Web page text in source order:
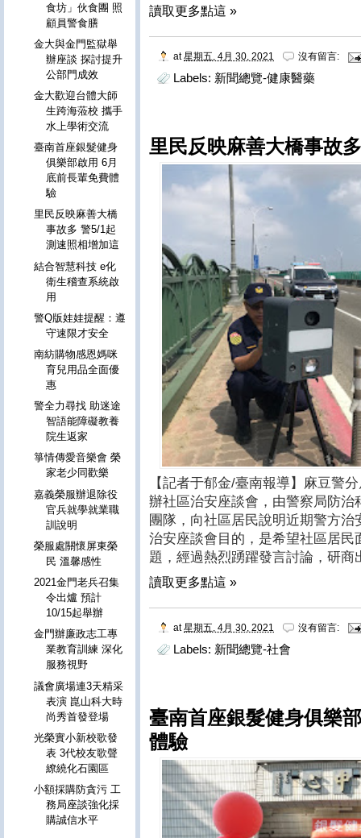
讀取更多點這 »
at星期五, 4月 30, 2021 沒有留言:
Labels: 新聞總覽-健康醫藥
里民反映麻善大橋事故
【記者于郁金/臺南報導】麻豆警
辦社區治安座談會，由警察局防
團隊，向社區居民說明近期警方
治安座談會目的，是希望社區居
題，經過熱烈踴躍發言討論，研
讀取更多點這 »
at星期五, 4月 30, 2021 沒有留言:
Labels: 新聞總覽-社會
臺南首座銀髮健身俱樂
體驗
食坊」伙食團 照
顧員警食膳
金大與金門監獄舉
辦座談 探討提升
公部門成效
金大歡迎台體大師
生跨海蒞校 攜手
水上學術交流
臺南首座銀髮健身
俱樂部啟用 6月
底前長輩免費體
驗
里民反映麻善大橋
事故多 警5/1起
測速照相增加這
結合智慧科技 e化
衛生稽查系統啟
用
警Q版娃娃提醒：遵
守速限才安全
南紡購物感恩媽咪
育兒用品全面優
惠
警全力尋找 助迷途
智語能障礙教養
院生返家
箏情傳愛音樂會 榮
家老少同歡樂
嘉義榮服辦退除役
官兵就學就業職
訓說明
榮服處關懷屏東榮
民 溫馨感性
2021金門老兵召集
令出爐 預計
10/15起舉辦
金門辦廉政志工專
業教育訓練 深化
服務視野
議會廣場連3天精采
表演 崑山科大時
尚秀首發登場
光榮實小新校歌發
表 3代校友歌聲
繚繞化石園區
小額採購防貪污 工
務局座談強化採
購誠信水平